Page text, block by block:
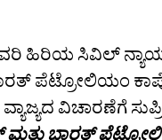
ಹಿರಿಯ ಸಿವಿಲ್
ಪೆಟ್ರೋಲಿಯಂ
ವಿಚಾರಣೆಗೆ
ಮತ್ತು ಭಾರತ್